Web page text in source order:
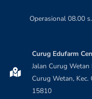
Operasional 08.00
Curug Edufarm
Jalan Curug
Curug Wetan, Kec.
15810